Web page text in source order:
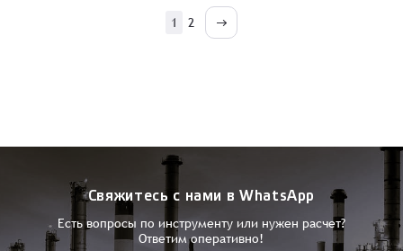
1 2
Свяжитесь с нами в WhatsApp
Есть вопросы по инструменту или нужен расчет?
Ответим оперативно!